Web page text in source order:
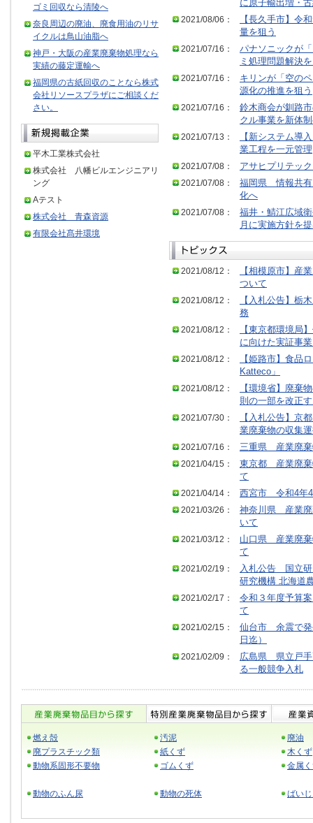
ゴミ回収なら清陵へ
奈良周辺の廃油、廃食用油のリサ
イクルは鳥山油脂へ
神戸・大阪の産業廃棄物処理なら
実績の藤定運輸へ
福岡県の古紙回収のことなら株式
会社リソースプラザにご相談くだ
さい。
平木工業株式会社
株式会社 八幡ビルエンジニアリ
ング
Aテスト
株式会社 青森資源
有限会社髙井環境
に原子輸出増・
2021/08/06：
【長久手市】令
量を狙う
2021/07/16：
パナソニックが
ミ処理問題解決
2021/07/16：
キリンが「空の
源化の推進を狙う
2021/07/16：
鈴木商会が釧路
クル事業を新体
2021/07/13：
【新システム導
業工程を一元管理
2021/07/08：
アサヒプリテッ
2021/07/08：
福岡県 情報共有
化へ
2021/07/08：
福井・鯖江広域
月に実施方針を
2021/08/12：
【相模原市】産
ついて
2021/08/12：
【入札公告】栃
務
2021/08/12：
【東京都環境局
に向けた実証事
2021/08/12：
【姫路市】食品
Katteco」
2021/08/12：
【環境省】廃棄
則の一部を改正
2021/07/30：
【入札公告】京
業廃棄物の収集
2021/07/16：
三重県 産業廃棄
2021/04/15：
東京都 産業廃棄
て
2021/04/14：
西宮市 令和4年4
2021/03/26：
神奈川県 産業廃
いて
2021/03/12：
山口県 産業廃棄
て
2021/02/19：
入札公告 国立研
研究機構 北海道
2021/02/17：
令和３年度予算
て
2021/02/15：
仙台市 余震で発
日迄）
2021/02/09：
広島県 県立戸手
る一般競争入札
燃え殻 汚泥
廃油
廃プラスチック類
紙くず
木くず
動物系固形不要物
ゴムくず 金属
動物のふん尿 動物の死体 ばい